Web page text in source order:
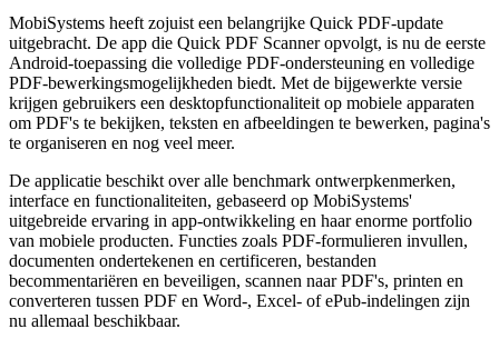
MobiSystems heeft zojuist een belangrijke Quick PDF-update
uitgebracht. De app die Quick PDF Scanner opvolgt, is nu de eerste
Android-toepassing die volledige PDF-ondersteuning en volledige
PDF-bewerkingsmogelijkheden biedt. Met de bijgewerkte versie
krijgen gebruikers een desktopfunctionaliteit op mobiele apparaten
om PDF's te bekijken, teksten en afbeeldingen te bewerken, pagina's
te organiseren en nog veel meer.
De applicatie beschikt over alle benchmark ontwerpkenmerken,
interface en functionaliteiten, gebaseerd op MobiSystems'
uitgebreide ervaring in app-ontwikkeling en haar enorme portfolio
van mobiele producten. Functies zoals PDF-formulieren invullen,
documenten ondertekenen en certificeren, bestanden
becommentariëren en beveiligen, scannen naar PDF's, printen en
converteren tussen PDF en Word-, Excel- of ePub-indelingen zijn
nu allemaal beschikbaar.